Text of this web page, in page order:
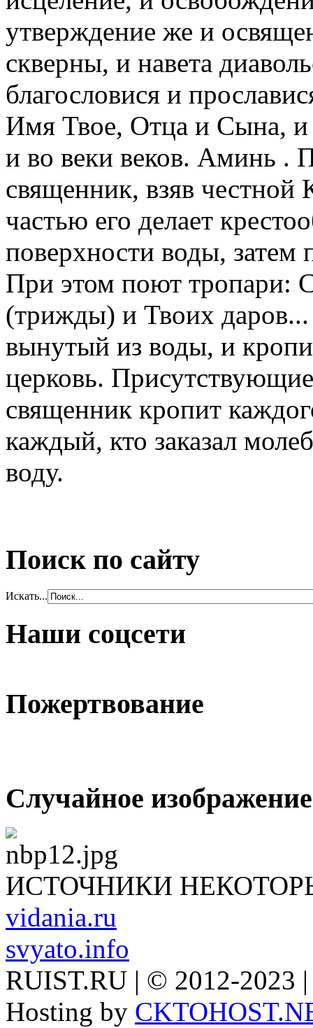
утверждение же и
скверны, и навета
благословися и
Имя Твое, Отца и Сына, и
и во веки веков. Аминь .
священник, взяв честной
частью его делает
поверхности воды, затем
При этом поют тропари:
(трижды) и Твоих даров...
вынутый из воды, и
церковь.
священник кропит
каждый, кто заказал
воду.
Поиск по сайту
Искать...
Наши соцсети
Пожертвование
Случайное изображение
ИСТОЧНИКИ
vidania.ru
svyato.info
RUIST.RU | © 2012-2023
Hosting by